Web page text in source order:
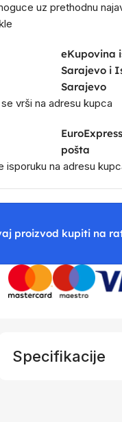
uz prethodnu
eKupovina
Sarajevo i
Sarajevo
vrši na adresu kupca
pošta
isporuku na adresu
proizvod kupiti na
Specifikacije